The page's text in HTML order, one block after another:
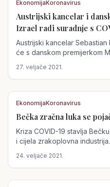
Austrija
EkonomijaKoronavirus
Austrijski kancelar i
Izrael radi suradnje s
Austrijski kancelar
će s danskom premijerkom
27. veljače 2021.
EkonomijaKoronavirus
Bečka zračna luka se
Kriza COVID-19 stavlja
i cijela zrakoplovna industrija.
24. veljače 2021.